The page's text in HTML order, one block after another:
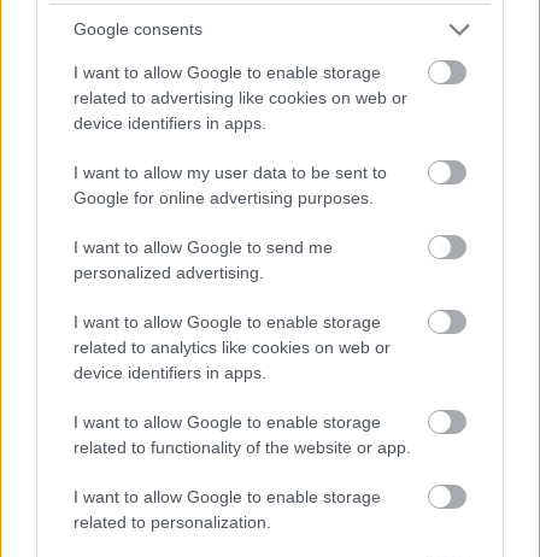
Google consents
I want to allow Google to enable storage
related to advertising like cookies on web or
device identifiers in apps.
I want to allow my user data to be sent to
Google for online advertising purposes.
I want to allow Google to send me
personalized advertising.
I want to allow Google to enable storage
related to analytics like cookies on web or
device identifiers in apps.
I want to allow Google to enable storage
related to functionality of the website or app.
I want to allow Google to enable storage
related to personalization.
Az immár amerikai állampolgársággal is
rendelkező Sallói Dániel kezdőként lépett
pályára a Sporting Kansas City csapatában az
FC Dallas elleni […]
2024.07.08. |
Gazdag újabb jubileuma, Sallóiék rossz szériája